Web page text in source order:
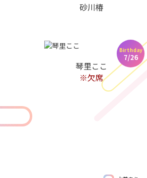
Birthday
7/26
砂川椿
琴里ここ
※欠席